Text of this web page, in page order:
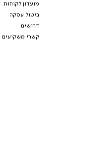
מועדון לקוחות
ביטול עסקה
דרושים
קשרי משקיעים